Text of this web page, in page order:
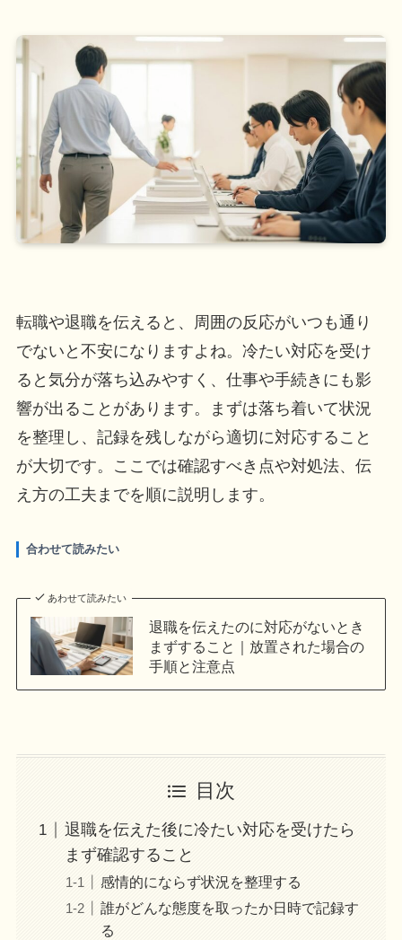
転職や退職を伝えると、周囲の反応がいつも通り
でないと不安になりますよね。冷たい対応を受け
ると気分が落ち込みやすく、仕事や手続きにも影
響が出ることがあります。まずは落ち着いて状況
を整理し、記録を残しながら適切に対応すること
が大切です。ここでは確認すべき点や対処法、伝
え方の工夫までを順に説明します。
合わせて読みたい
あわせて読みたい
退職を伝えたのに対応がないとき
まずすること｜放置された場合の
手順と注意点
目次
退職を伝えた後に冷たい対応を受けたら
まず確認すること
感情的にならず状況を整理する
誰がどんな態度を取ったか日時で記録す
る